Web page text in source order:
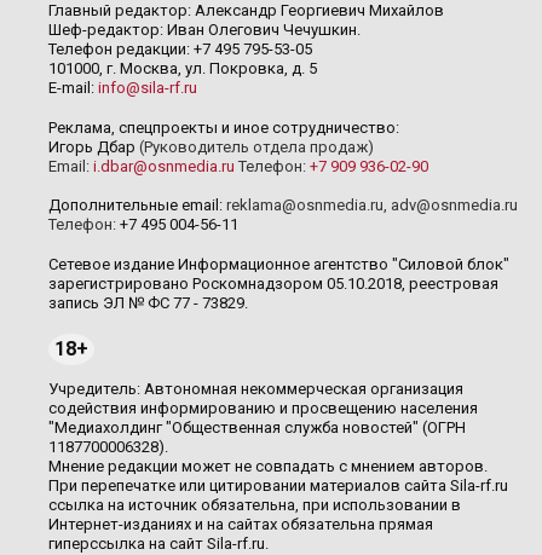
Главный редактор: Александр Георгиевич Михайлов
Шеф-редактор: Иван Олегович Чечушкин.
Телефон редакции: +7 495 795-53-05
101000, г. Москва, ул. Покровка, д. 5
E-mail: info@sila-rf.ru
Реклама, спецпроекты и иное сотрудничество:
Игорь Дбар (Руководитель отдела продаж)
Email: i.dbar@osnmedia.ru Телефон: +7 909 936-02-90
Дополнительные email: reklama@osnmedia.ru, adv@osnmedia.ru
Телефон: +7 495 004-56-11
Сетевое издание Информационное агентство "Силовой блок"
зарегистрировано Роскомнадзором 05.10.2018, реестровая
запись ЭЛ № ФС 77 - 73829.
18+
Учредитель: Автономная некоммерческая организация
содействия информированию и просвещению населения
"Медиахолдинг "Общественная служба новостей" (ОГРН
1187700006328).
Мнение редакции может не совпадать с мнением авторов.
При перепечатке или цитировании материалов сайта Sila-rf.ru
ссылка на источник обязательна, при использовании в
Интернет-изданиях и на сайтах обязательна прямая
гиперссылка на сайт Sila-rf.ru.